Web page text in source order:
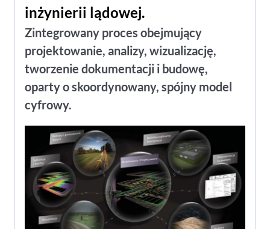
inżynierii lądowej.
Zintegrowany proces obejmujący
projektowanie, analizy, wizualizację,
tworzenie dokumentacji i budowę,
oparty o skoordynowany, spójny model
cyfrowy.